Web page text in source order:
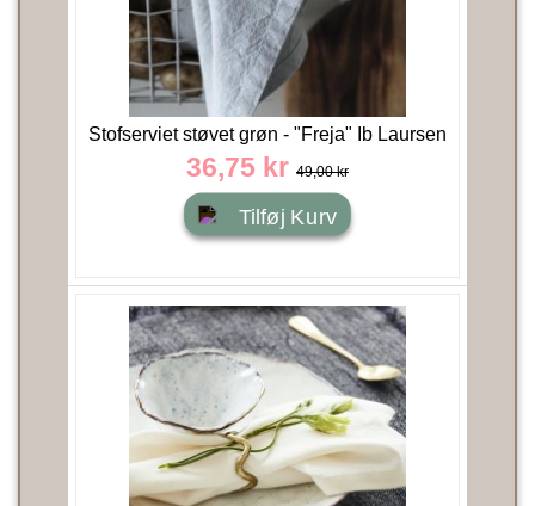
Stofserviet støvet grøn - "Freja" Ib Laursen
36,75 kr 49,00 kr
Tilføj Kurv